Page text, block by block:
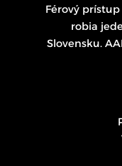
Férový
robia
Slovensku.